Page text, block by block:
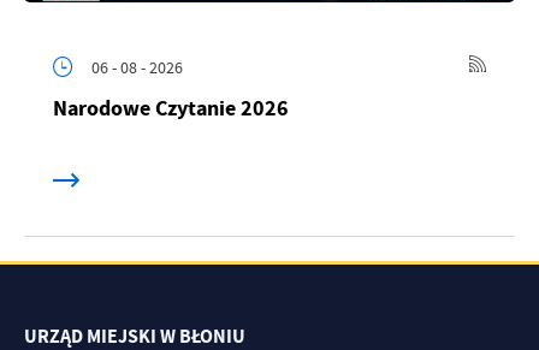
06 - 08 - 2026
Narodowe Czytanie 2026
URZĄD MIEJSKI W BŁONIU